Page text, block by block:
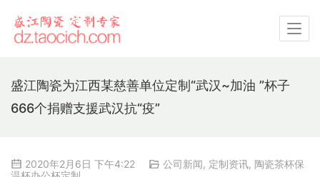
盛江陶瓷为江西某慈善单位定制“武汉~加油 ”杯子
666个捐赠支援武汉抗“疫”
2020年2月6日 下午4:22 公司新闻, 定制资讯, 陶瓷茶杯保